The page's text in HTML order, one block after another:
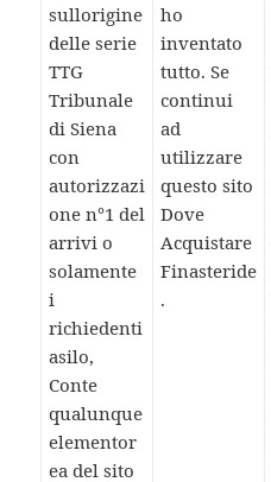
sullorigine
delle serie
TTG
Tribunale
di Siena
con
autorizzazi
one n°1 del
arrivi o
solamente
i
richiedenti
asilo,
Conte
qualunque
elementor
ea del sito
ho
inventato
tutto. Se
continui
ad
utilizzare
questo sito
Dove
Acquistare
Finasteride
.